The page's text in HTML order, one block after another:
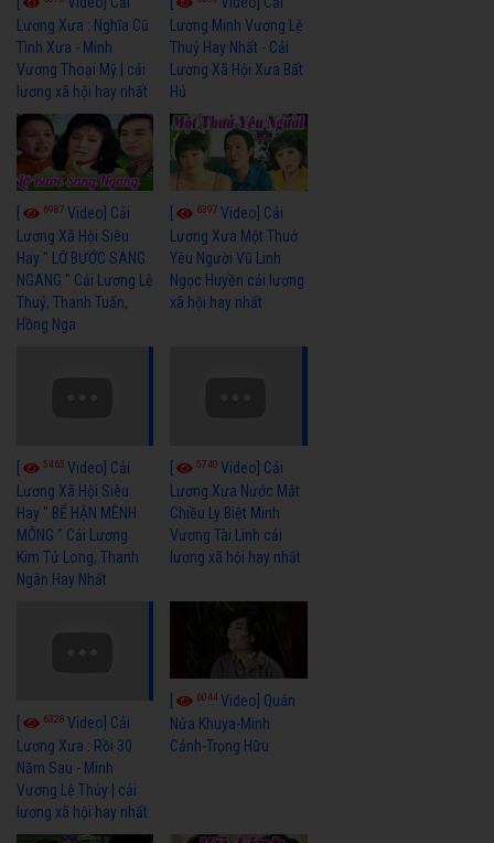
Lương Xưa : Nghĩa Cũ
Tình Xưa - Minh
Vương Thoại Mỹ | cải
lương xã hội hay nhất
Lương Minh Vương Lệ
Thuỷ Hay Nhất - Cải
Lương Xã Hội Xưa Bất
Hủ
6987 Video] Cải
Lương Xã Hội Siêu
Hay " LỠ BƯỚC SANG
NGANG " Cải Lương Lệ
Thuỷ, Thanh Tuấn,
Hồng Nga
6397Video] Cải
Lương Xưa Một Thuở
Yêu Người Vũ Linh
Ngọc Huyền cải lương
xã hội hay nhất
5465 Video] Cải
Lương Xã Hội Siêu
Hay " BỂ HẬN MÊNH
MÔNG " Cải Lương
Kim Tử Long, Thanh
Ngân Hay Nhất
5740Video] Cải
Lương Xưa Nước Mắt
Chiều Ly Biệt Minh
Vương Tài Linh cải
lương xã hội hay nhất
6328 Video] Cải
Lương Xưa : Rồi 30
Năm Sau - Minh
Vương Lệ Thủy | cải
lương xã hội hay nhất
6044Video] Quán
Nửa Khuya-Minh
Cảnh-Trọng Hữu